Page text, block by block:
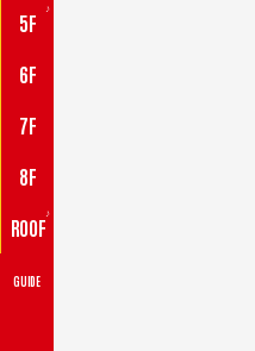
5F
♪
6F
7F
8F
ROOF
♪
GUIDE